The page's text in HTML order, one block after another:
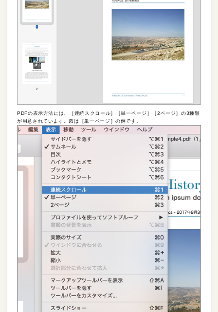
PDFの表示方法には、［連続スクロール］［単一ページ］［2ページ］の3種類
が用意されています。図は［単一ページ］の例です。